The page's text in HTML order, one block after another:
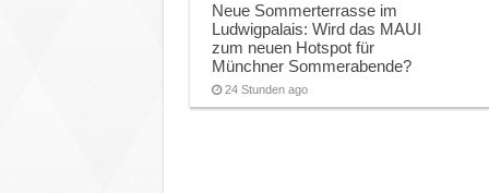
Neue Sommerterrasse im
Ludwigpalais: Wird das MAUI
zum neuen Hotspot für
Münchner Sommerabende?
24 Stunden ago